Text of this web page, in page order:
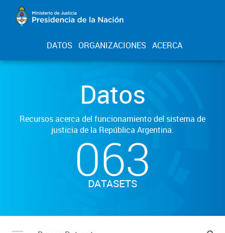
DATOS ORGANIZACIONES ACERCA
Datos
Recursos acerca del funcionamiento del sistema de
justicia de la República Argentina.
063
DATASETS